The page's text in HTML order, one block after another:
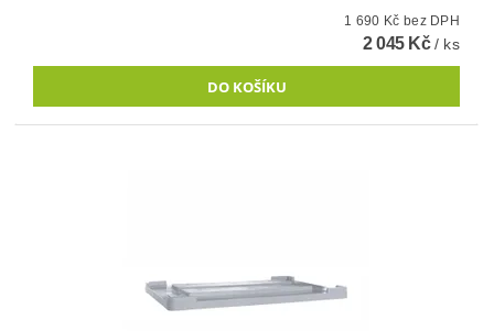
1 690 Kč bez DPH
2 045 Kč/ ks